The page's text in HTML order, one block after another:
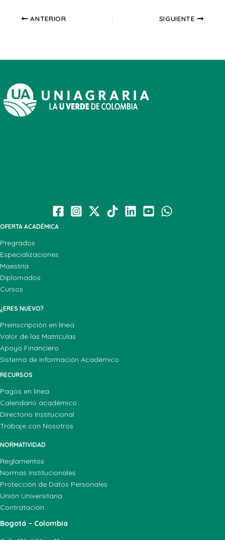
ANTERIOR SIGUIENTE
OFERTA ACADÉMICA
Pregrados
Especializaciones
Maestría
Diplomados
Cursos
¿ERES NUEVO?
Preinscripción en línea
Valor de las Matrículas
Apoyo Financiero
Sistema de Información Académico
RECURSOS
Pagos en línea
Calendario académico
Directorio Institucional
Trabaje con Nosotros
NORMATIVIDAD
Reglamentos
Normas Institucionales
Protección de Datos Personales
Unión Universitaria
Contratación
Bogotá – Colombia